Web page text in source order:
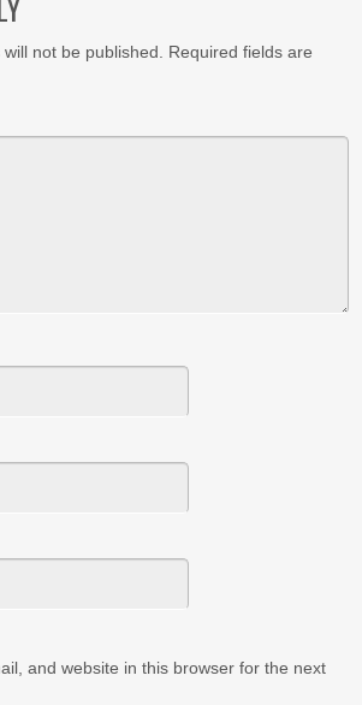
not be published.
Required fields are
and website in this browser for the next